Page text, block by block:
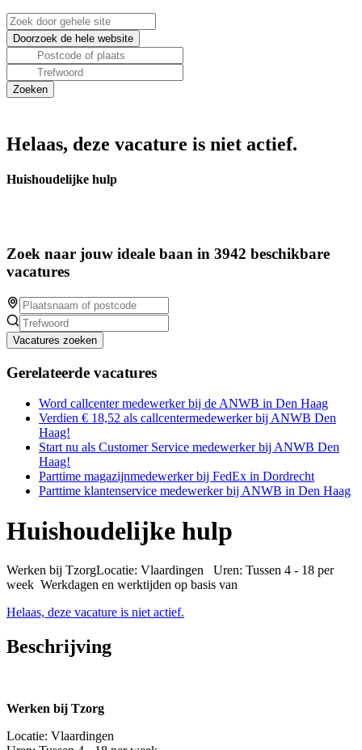
Helaas, deze vacature is niet actief.
Huishoudelijke hulp
Zoek naar jouw ideale baan in 3942 beschikbare
vacatures
Vacatures zoeken
Gerelateerde vacatures
Word callcenter medewerker bij de ANWB in Den Haag
Verdien € 18,52 als callcentermedewerker bij ANWB Den
Haag!
Start nu als Customer Service medewerker bij ANWB Den
Haag!
Parttime magazijnmedewerker bij FedEx in Dordrecht
Parttime klantenservice medewerker bij ANWB in Den Haag
Huishoudelijke hulp
Werken bij TzorgLocatie: Vlaardingen Uren: Tussen 4 - 18 per
week Werkdagen en werktijden op basis van
Helaas, deze vacature is niet actief.
Beschrijving
Werken bij Tzorg
Locatie: Vlaardingen